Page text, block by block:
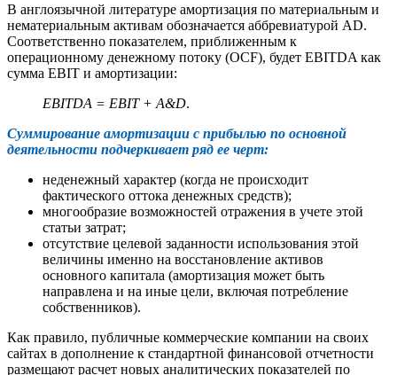
В англоязычной литературе амортизация по материальным и
нематериальным активам обозначается аббревиатурой AD.
Соответственно показателем, приближенным к
операционному денежному потоку (OCF), будет EBITDA как
сумма EBIT и амортизации:
EBITDA = EBIT + A&D.
Суммирование амортизации с прибылью по основной
деятельности подчеркивает ряд ее черт:
неденежный характер (когда не происходит
фактического оттока денежных средств);
многообразие возможностей отражения в учете этой
статьи затрат;
отсутствие целевой заданности использования этой
величины именно на восстановление активов
основного капитала (амортизация может быть
направлена и на иные цели, включая потребление
собственников).
Как правило, публичные коммерческие компании на своих
сайтах в дополнение к стандартной финансовой отчетности
размещают расчет новых аналитических показателей по